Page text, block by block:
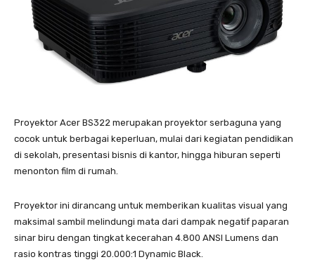
Proyektor Acer BS322 merupakan proyektor serbaguna yang
cocok untuk berbagai keperluan, mulai dari kegiatan pendidikan
di sekolah, presentasi bisnis di kantor, hingga hiburan seperti
menonton film di rumah.
Proyektor ini dirancang untuk memberikan kualitas visual yang
maksimal sambil melindungi mata dari dampak negatif paparan
sinar biru dengan tingkat kecerahan 4.800 ANSI Lumens dan
rasio kontras tinggi 20.000:1 Dynamic Black.